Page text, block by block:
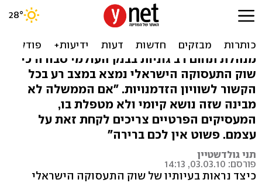
בכירה בבנק העולמי: "האפליה
כאן היא נורמה"
מנהלת תחום רב גוניות בבנק העולמי סבורה כי
שוק התעסוקה הישראלי נמצא במצב רע בכל
הקשור לשוויון הזדמנויות. "אם הממשלה לא
מבינה שזה נושא קיומי ולא מטפלת בו,
המעסיקים הפרטיים צריכים לקחת זאת על
עצמם. פשוט אין לכם ברירה"
תני גולדשטיין
פורסם: 03.03.10, 14:13
כיצד נראות בעיותיו של שוק התעסוקה הישראלי